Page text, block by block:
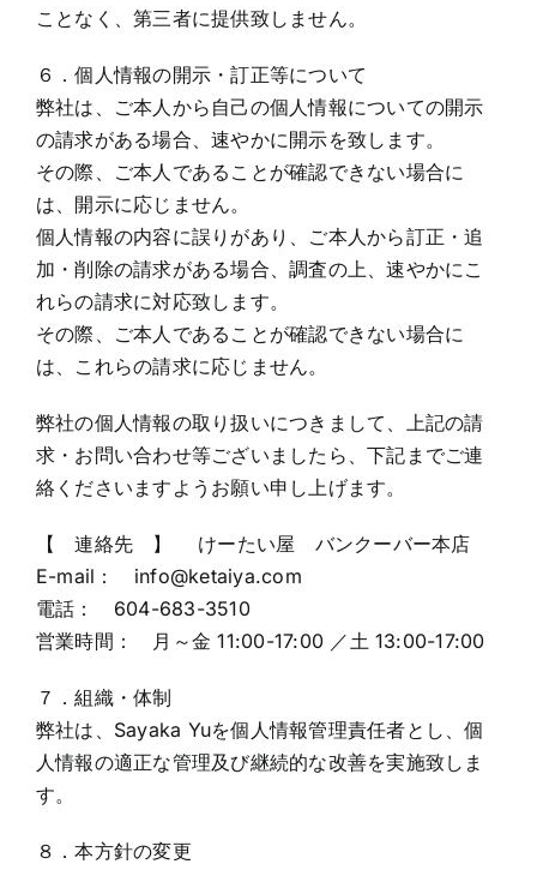
ことなく、第三者に提供致しません。
６．個人情報の開示・訂正等について
弊社は、ご本人から自己の個人情報についての開示
の請求がある場合、速やかに開示を致します。
その際、ご本人であることが確認できない場合に
は、開示に応じません。
個人情報の内容に誤りがあり、ご本人から訂正・追
加・削除の請求がある場合、調査の上、速やかにこ
れらの請求に対応致します。
その際、ご本人であることが確認できない場合に
は、これらの請求に応じません。
弊社の個人情報の取り扱いにつきまして、上記の請
求・お問い合わせ等ございましたら、下記までご連
絡くださいますようお願い申し上げます。
【 連絡先 】 けーたい屋 バンクーバー本店
E-mail： info@ketaiya.com
電話： 604-683-3510
営業時間： 月～金 11:00-17:00 ／土 13:00-17:00
７．組織・体制
弊社は、Sayaka Yuを個人情報管理責任者とし、個
人情報の適正な管理及び継続的な改善を実施致しま
す。
８．本方針の変更